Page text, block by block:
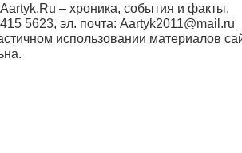
– хроника, события и факты.
5623, эл. почта: Aartyk2011@mail.ru
использовании материалов